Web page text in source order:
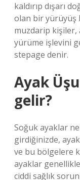
kaldırıp dışarı
olan bir yürüyüş
muzdarip kişiler,
yürüme işlevini
stepage denir.
Ayak
gelir?
Soğuk ayaklar
girdiğinizde,
ve bu bölgelere
ayaklar
ciddi sağlık